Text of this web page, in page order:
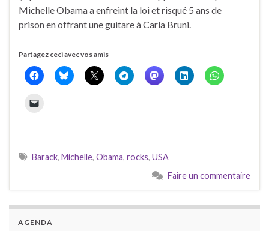
Michelle Obama a enfreint la loi et risqué 5 ans de
prison en offrant une guitare à Carla Bruni.
Partagez ceci avec vos amis
Barack, Michelle, Obama, rocks, USA
Faire un commentaire
AGENDA